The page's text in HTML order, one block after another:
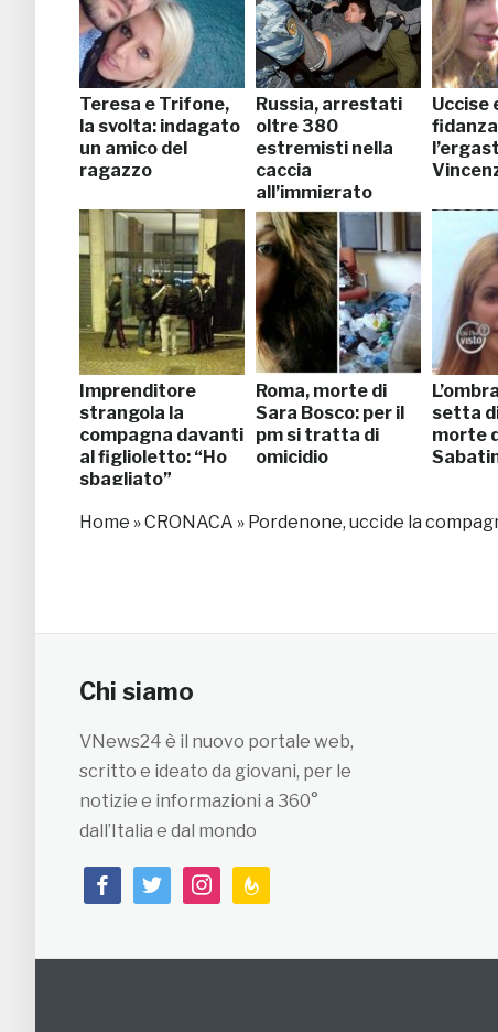
Teresa e Trifone,
la svolta: indagato
un amico del
ragazzo
Russia, arrestati
oltre 380
estremisti nella
caccia
all’immigrato
Uccise
Imprenditore
strangola la
compagna davanti
al figlioletto: “Ho
sbagliato”
Roma, morte di
Sara Bosco: per il
pm si tratta di
omicidio
setta
morte
Home »CRONACA » Pordenone, uccide la
Chi siamo
VNews24 è il nuovo portale web,
scritto e ideato da giovani, per le
notizie e informazioni a 360°
dall’Italia e dal mondo
facebooktwitterinstagramfeedburner